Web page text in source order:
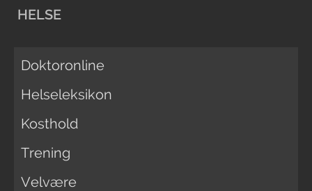
HELSE
Doktoronline
Helseleksikon
Kosthold
Trening
Velvære